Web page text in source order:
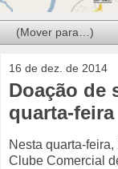
16 de dez. de 2014
Doação de
quarta-feira
Nesta quarta-
Clube Comercial